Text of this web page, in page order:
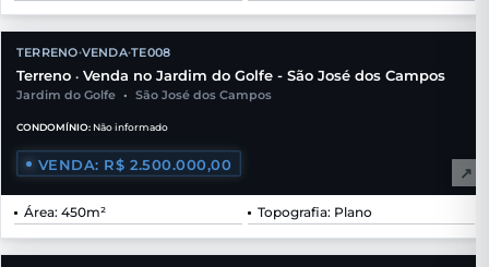
TERRENO•VENDA•TE008
Terreno • Venda no Jardim do Golfe - São José dos Campos
Jardim do Golfe • São José dos Campos
CONDOMÍNIO: Não informado
VENDA: R$ 2.500.000,00 ↗
Área: 450m² Topografia: Plano